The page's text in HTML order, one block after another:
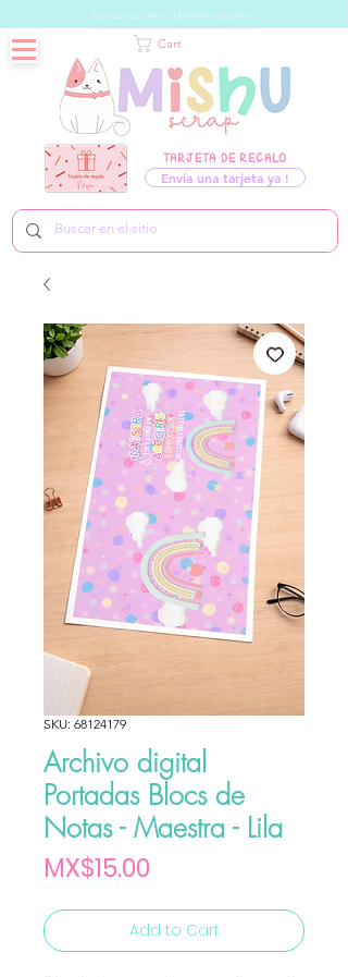
Business hours: Mon - Sat 09:00 to 20:00 hrs
TARJETA DE REGALO
Envía una tarjeta ya !
Cart
SKU: 68124179
Archivo digital
Portadas Blocs de
Notas - Maestra - Lila
MX$15.00
Add to Cart